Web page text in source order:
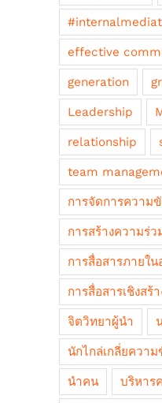
effective
generation
Leadership
relationship
team
การจัดการความ
การสร้างความร่ว
การสื่อสารภายใน
การสื่อสารเชิงสร้
จิตวิทยาผู้นำ
นักไกล่เกลี่ยควา
นำคน บริหาร